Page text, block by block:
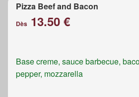
Pizza Beef and Bacon
Dès 13.50 €
Base creme, sauce barbecue,
pepper, mozzarella